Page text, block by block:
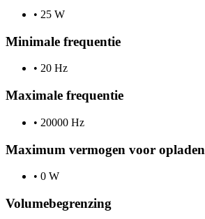
• 25 W
Minimale frequentie
• 20 Hz
Maximale frequentie
• 20000 Hz
Maximum vermogen voor opladen
• 0 W
Volumebegrenzing